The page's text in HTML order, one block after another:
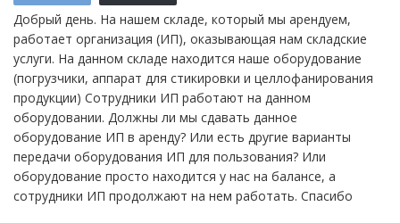
Добрый день. На нашем складе, который мы арендуем,
работает организация (ИП), оказывающая нам складские
услуги. На данном складе находится наше оборудование
(погрузчики, аппарат для стикировки и целлофанирования
продукции) Сотрудники ИП работают на данном
оборудовании. Должны ли мы сдавать данное
оборудование ИП в аренду? Или есть другие варианты
передачи оборудования ИП для пользования? Или
оборудование просто находится у нас на балансе, а
сотрудники ИП продолжают на нем работать. Спасибо